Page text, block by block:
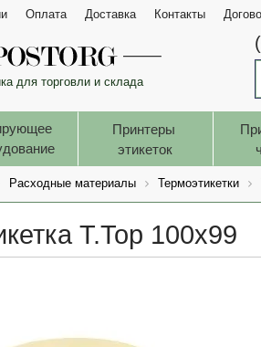
Оплата Доставка Контакты
для торговли и склада
Принтеры
этикеток
Расходные материалы Термоэтикетки
T.Top 100x99